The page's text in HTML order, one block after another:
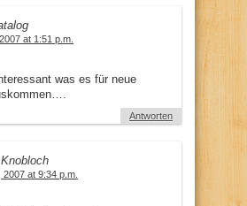
at 1:51 p.m.
was es für neue
Antworten
2007 at 9:34 p.m.